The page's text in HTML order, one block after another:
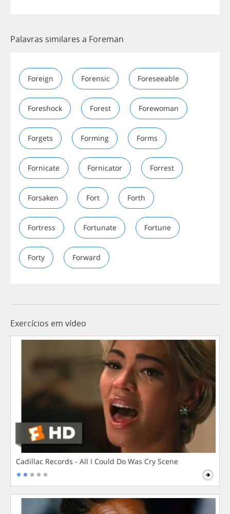
Palavras similares a Foreman
Foreign Forensic Foreseeable
Foreshock Forest Forewoman
Forgets Forming Forms
Fornicate Fornicator Forrest
Forsaken Fort Forth
Fortress Fortunate Fortune
Forty Forward
Exercícios em vídeo
Cadillac Records - All I Could Do Was Cry Scene